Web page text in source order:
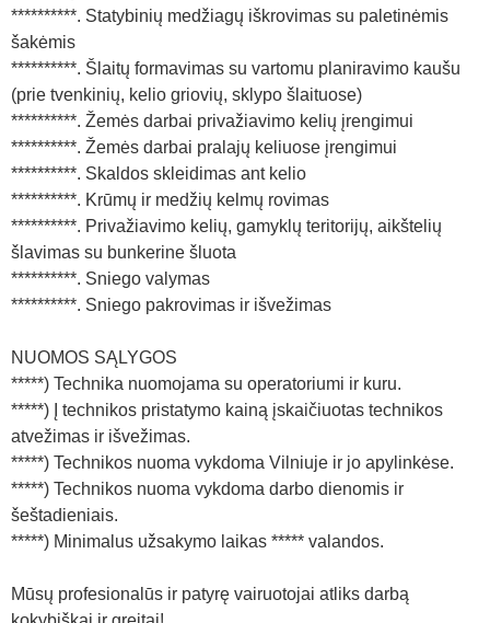
**********. Statybinių medžiagų iškrovimas su paletinėmis
šakėmis
**********. Šlaitų formavimas su vartomu planiravimo kaušu
(prie tvenkinių, kelio griovių, sklypo šlaituose)
**********. Žemės darbai privažiavimo kelių įrengimui
**********. Žemės darbai pralajų keliuose įrengimui
**********. Skaldos skleidimas ant kelio
**********. Krūmų ir medžių kelmų rovimas
**********. Privažiavimo kelių, gamyklų teritorijų, aikštelių
šlavimas su bunkerine šluota
**********. Sniego valymas
**********. Sniego pakrovimas ir išvežimas
NUOMOS SĄLYGOS
*****) Technika nuomojama su operatoriumi ir kuru.
*****) Į technikos pristatymo kainą įskaičiuotas technikos
atvežimas ir išvežimas.
*****) Technikos nuoma vykdoma Vilniuje ir jo apylinkėse.
*****) Technikos nuoma vykdoma darbo dienomis ir
šeštadieniais.
*****) Minimalus užsakymo laikas ***** valandos.
Mūsų profesionalūs ir patyrę vairuotojai atliks darbą